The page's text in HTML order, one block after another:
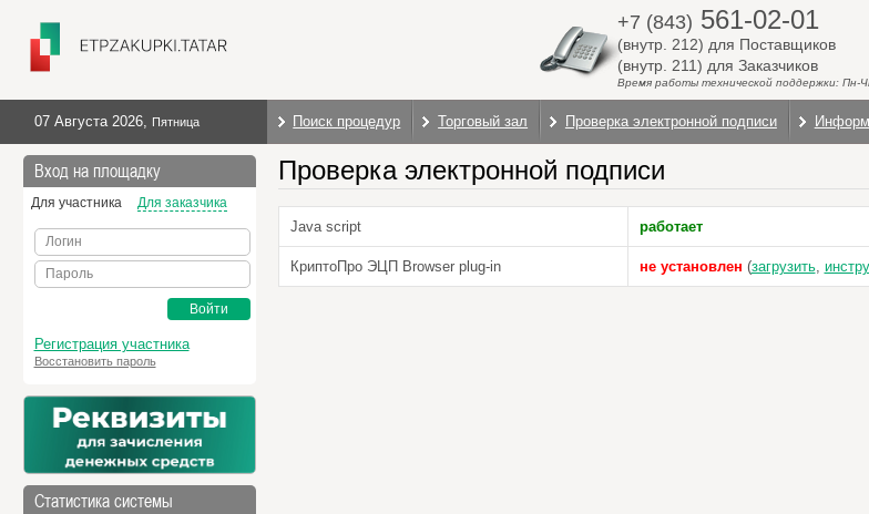
+7 (843) 561-02-01
(внутр. 212) для Поставщиков
(внутр. 211) для Заказчиков
Время работы технической поддержки: Пн-
07 Августа 2026, Пятница Поиск процедур Торговый зал Проверка электронной подписи
Вход на площадку
Для участника Для заказчика
Логин
Пароль
Войти
Регистрация участника
Восстановить пароль
Статистика системы
Проверка электронной подписи
Java script работает
КриптоПро ЭЦП Browser plug-in не установлен (загрузить,